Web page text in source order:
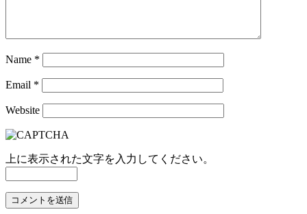
Name *
Email *
Website
上に表示された文字を入力してください。